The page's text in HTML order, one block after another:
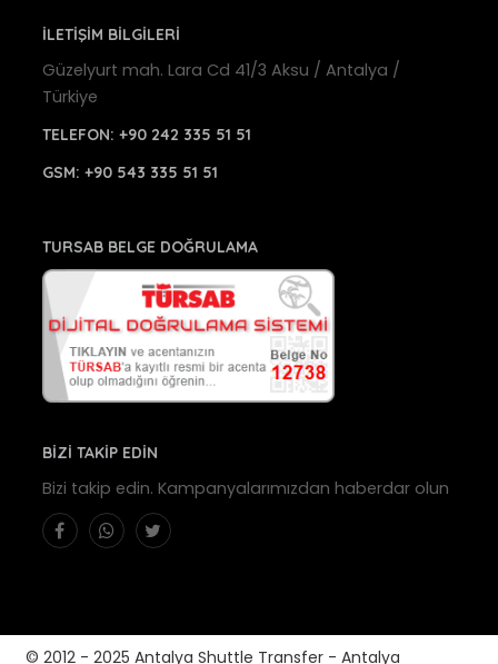
İLETİŞİM BİLGİLERİ
Güzelyurt mah. Lara Cd 41/3 Aksu / Antalya /
Türkiye
TELEFON: +90 242 335 51 51
GSM: +90 543 335 51 51
TURSAB BELGE DOĞRULAMA
BİZİ TAKİP EDİN
Bizi takip edin. Kampanyalarımızdan haberdar olun
© 2012 - 2025 Antalya Shuttle Transfer - Antalya